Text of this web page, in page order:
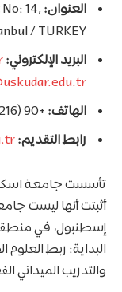
العنوان: 14,
/ TURKEY
البريد الإلكتروني:
الهاتف: +90 (216) 400 22 22
رابط التقديم:
أثبتت أنها ليست
إسطنبول، في منطقة
البداية: ربط العلوم
والتدريب الميداني